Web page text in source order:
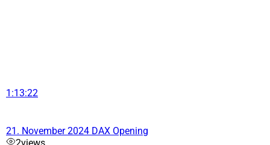
1:13:22
21. November 2024 DAX Opening
2views